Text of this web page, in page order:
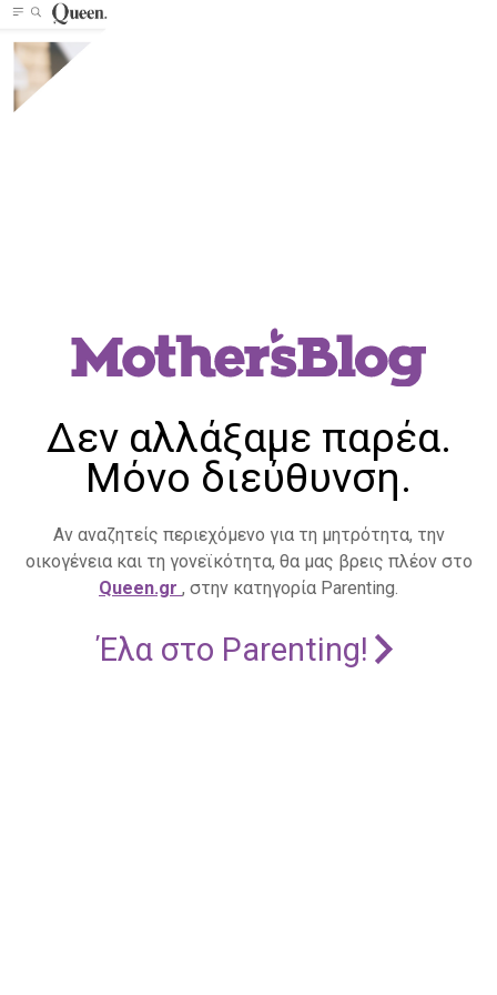
Δεν αλλάξαμε παρέα.
Μόνο διεύθυνση.
Αν αναζητείς περιεχόμενο για τη μητρότητα, την
οικογένεια και τη γονεϊκότητα, θα μας βρεις πλέον στο
Queen.gr , στην κατηγορία Parenting.
Έλα στο Parenting!